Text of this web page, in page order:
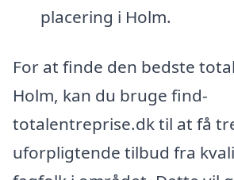
placering i Holm.
For at finde den bedste
Holm, kan du bruge find-
totalentreprise.dk til at få
uforpligtende tilbud fra